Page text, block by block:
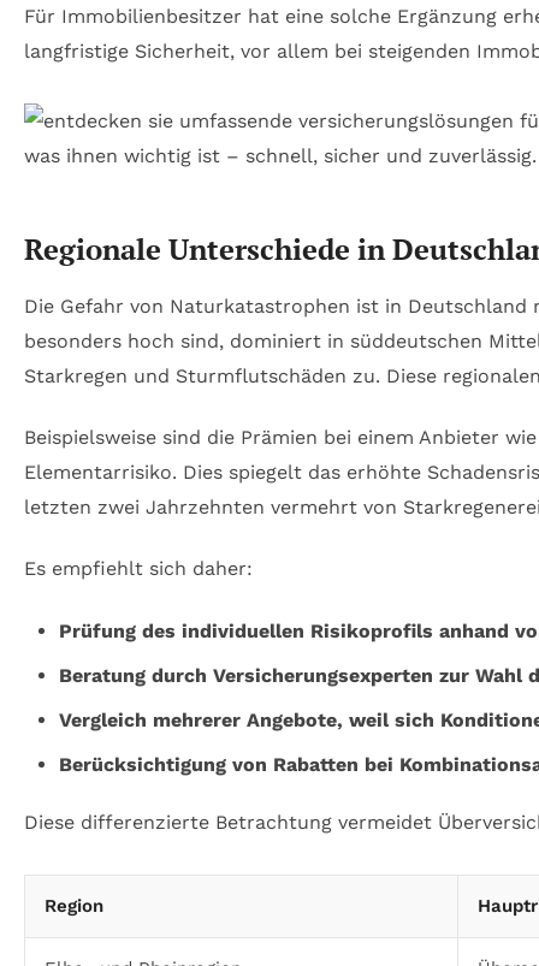
Für Immobilienbesitzer hat eine solche Ergänzung
langfristige Sicherheit, vor allem bei steigenden
Regionale Unterschiede in
Die Gefahr von Naturkatastrophen ist in Deutschland
besonders hoch sind, dominiert in süddeutschen
Starkregen und Sturmflutschäden zu. Diese
Beispielsweise sind die Prämien bei einem Anbieter
Elementarrisiko. Dies spiegelt das erhöhte
letzten zwei Jahrzehnten vermehrt von
Es empfiehlt sich daher:
Prüfung des individuellen Risikoprofils anhand
Beratung durch Versicherungsexperten zur Wahl
Vergleich mehrerer Angebote, weil sich
Berücksichtigung von Rabatten bei
Diese differenzierte Betrachtung vermeidet
Region